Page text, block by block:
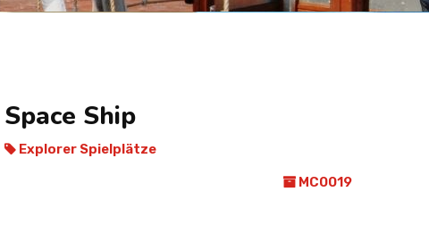
Space Ship
Explorer Spielplätze
MC0019